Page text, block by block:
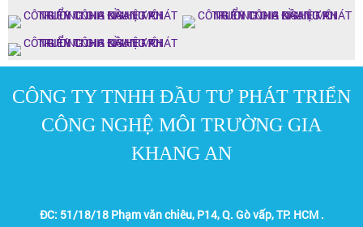
CÔNG TY TNHH ĐẦU TƯ PHÁT TRIỂN
CÔNG NGHỆ MÔI TRƯỜNG GIA
KHANG AN
ĐC: 51/18/18 Phạm văn chiêu, P14, Q. Gò vấp, TP. HCM .